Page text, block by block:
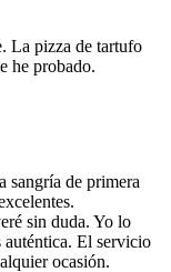
La pizza de tartufo
he probado.
sangría de primera
sin duda. Yo lo
auténtica. El servicio
ocasión.